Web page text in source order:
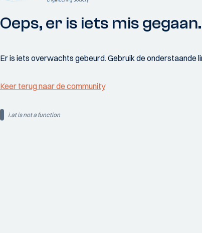
Oeps, er is iets mis gegaan.
Er is iets overwachts gebeurd. Gebruik de onderstaande
Keer terug naar de community
i.at is not a function